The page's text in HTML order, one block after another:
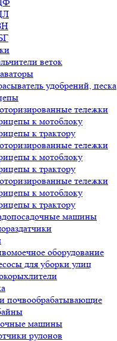
веток
удобрений, песка
тележки
к мотоблоку
к трактору
тележки
к мотоблоку
к трактору
тележки
к мотоблоку
к трактору
машины
оборудование
для уборки улиц
почвообрабатывающие
машины
рулонов